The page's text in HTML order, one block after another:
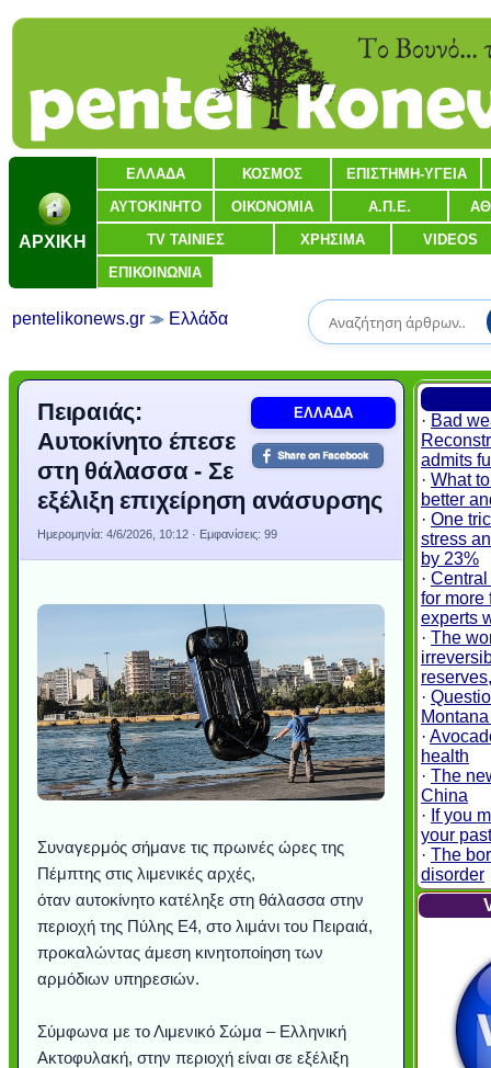
ΑΡΧΙΚΗ
ΕΛΛΑΔΑ ΚΟΣΜΟΣ ΕΠΙΣΤΗΜΗ-ΥΓΕΙΑ
ΑΥΤΟΚΙΝΗΤΟ ΟΙΚΟΝΟΜΙΑ Α.Π.Ε.
TV ΤΑΙΝΙΕΣ ΧΡΗΣΙΜΑ VIDEOS
ΕΠΙΚΟΙΝΩΝΙΑ
pentelikonews.gr Ελλάδα
ΕΛΛΑΔΑ
Πειραιάς:
Αυτοκίνητο έπεσε
στη θάλασσα - Σε
εξέλιξη επιχείρηση ανάσυρσης
Ημερομηνία: 4/6/2026, 10:12 · Εμφανίσεις: 99
Συναγερμός σήμανε τις πρωινές ώρες της
Πέμπτης στις λιμενικές αρχές,
όταν αυτοκίνητο κατέληξε στη θάλασσα στην
περιοχή της Πύλης Ε4, στο λιμάνι του Πειραιά,
προκαλώντας άμεση κινητοποίηση των
αρμόδιων υπηρεσιών.
Σύμφωνα με το Λιμενικό Σώμα – Ελληνική
Ακτοφυλακή, στην περιοχή είναι σε εξέλιξη
· Bad
admits
· What
better
· One
stress
by 23%
· Central
for more
experts
· The
·
·
health
· The
China
· If you
your
· The
disorder